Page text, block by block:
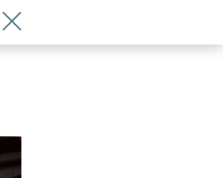
Wróć do artykułu 9. urodziny